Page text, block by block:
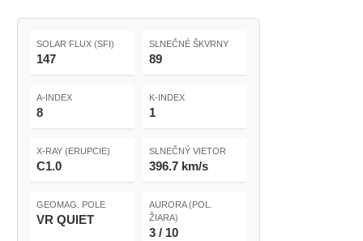
SOLAR FLUX (SFI)
147
SLNEČNÉ ŠKVRNY
89
A-INDEX
8
K-INDEX
1
X-RAY (ERUPCIE)
C1.0
SLNEČNÝ VIETOR
396.7 km/s
GEOMAG. POLE
VR QUIET
AURORA (POL.
ŽIARA)
3 / 10